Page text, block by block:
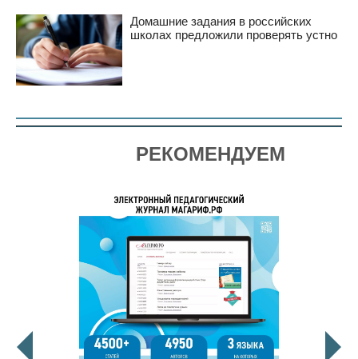
Домашние задания в российских
школах предложили проверять устно
РЕКОМЕНДУЕМ